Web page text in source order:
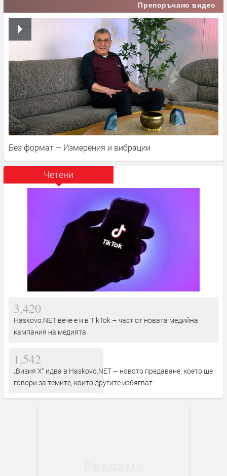
Препоръчано видео
Без формат – Измерения и вибрации
Четени
3,420
Haskovo.NET вече е и в TikTok – част от новата медийна
кампания на медията
1,542
„Визия Х“ идва в Haskovo.NET – новото предаване, което ще
говори за темите, които другите избягват